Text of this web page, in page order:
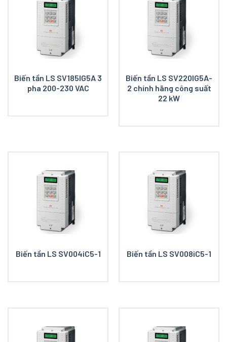
Biến tần LS SV185IG5A 3
pha 200-230 VAC
Biến tần LS SV220IG5A-
2 chính hãng công suất
22 kW
Biến tần LS SV004iC5-1 Biến tần LS SV008iC5-1